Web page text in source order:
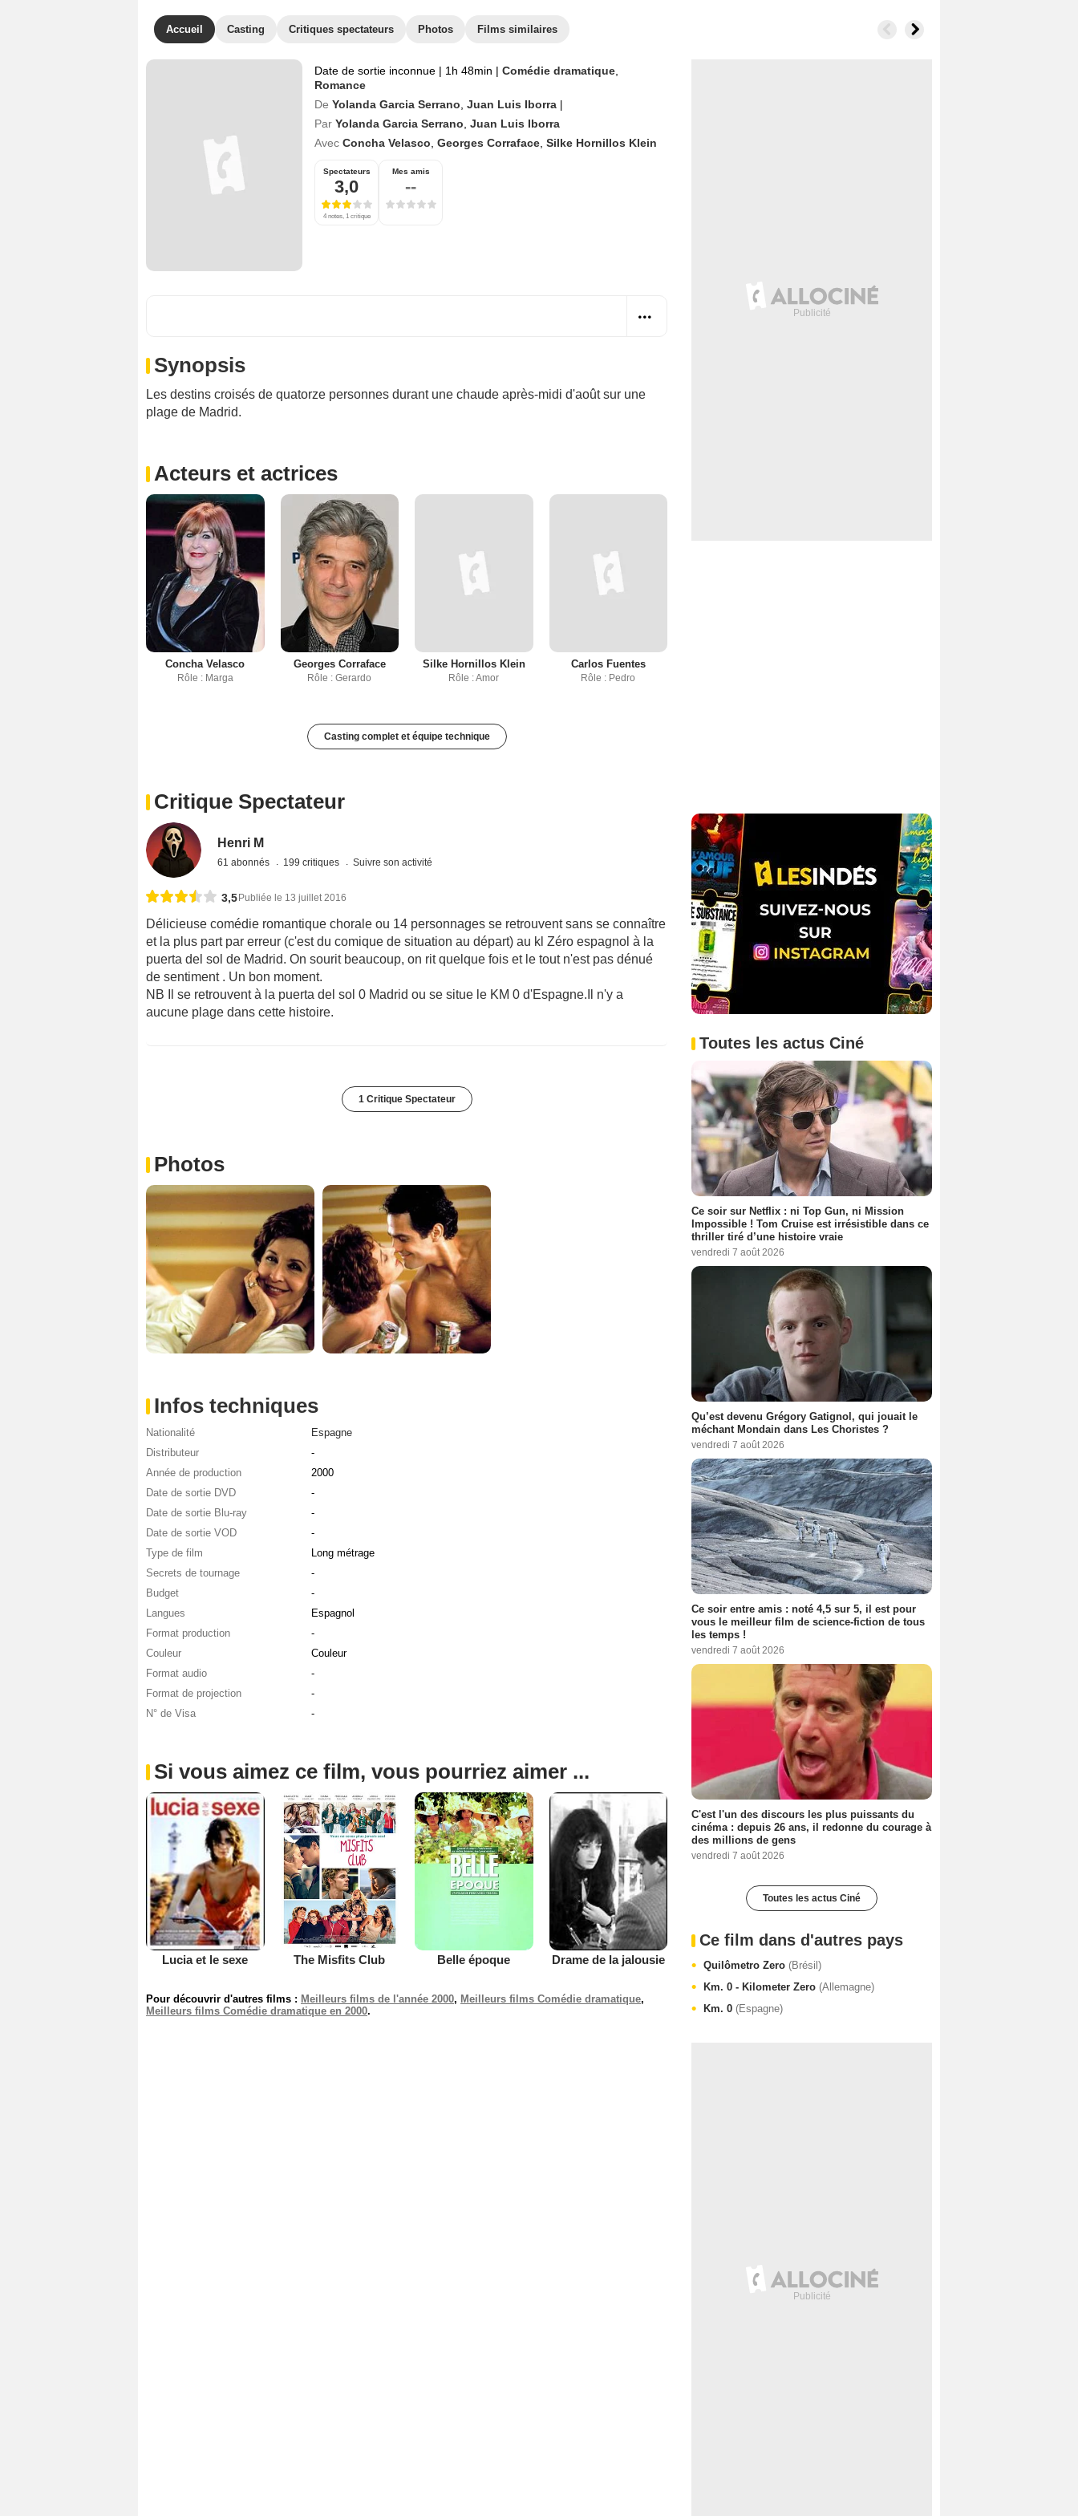
Accueil Casting Critiques spectateurs Photos Films similaires
Date de sortie inconnue | 1h 48min | Comédie dramatique
Romance
De Yolanda Garcia Serrano Juan Luis Iborra
Par Yolanda Garcia Serrano Juan Luis Iborra
Avec Concha Velasco Georges Corraface Silke Hornillos Klein
Spectateurs
3,0
4 notes, 1 critique
Mes amis
--
Synopsis
Les destins croisés de quatorze personnes durant une chaude après-midi d'août sur une
plage de Madrid.
Acteurs et actrices
Concha Velasco
Rôle : Marga
Georges Corraface
Rôle : Gerardo
Silke Hornillos Klein
Rôle : Amor
Carlos Fuentes
Rôle : Pedro
Casting complet et équipe technique
Critique Spectateur
Henri M
61 abonnés 199 critiques Suivre son activité
3,5 Publiée le 13 juillet 2016
Délicieuse comédie romantique chorale ou 14 personnages se retrouvent sans se connaître
et la plus part par erreur (c'est du comique de situation au départ) au kl Zéro espagnol à la
puerta del sol de Madrid. On sourit beaucoup, on rit quelque fois et le tout n'est pas dénué
de sentiment . Un bon moment.
NB Il se retrouvent à la puerta del sol 0 Madrid ou se situe le KM 0 d'Espagne.Il n'y a
aucune plage dans cette histoire.
1 Critique Spectateur
Photos
Infos techniques
Nationalité
Espagne
Distributeur
-
Année de production
2000
Date de sortie DVD
-
Date de sortie Blu-ray
-
Date de sortie VOD
-
Type de film
Long métrage
Secrets de tournage
-
Budget
-
Langues
Espagnol
Format production
-
Couleur
Couleur
Format audio
-
Format de projection
-
N° de Visa
-
Si vous aimez ce film, vous pourriez aimer ...
Lucia et le sexe The Misfits Club Belle époque Drame de la jalousie
Pour découvrir d'autres films : Meilleurs films de l'année 2000, Meilleurs films Comédie dramatique,
Meilleurs films Comédie dramatique en 2000.
Toutes les actus Ciné
Ce soir sur Netflix : ni Top Gun, ni Mission
Impossible ! Tom Cruise est irrésistible dans ce
thriller tiré d’une histoire vraie
vendredi 7 août 2026
Qu’est devenu Grégory Gatignol, qui jouait le
méchant Mondain dans Les Choristes ?
vendredi 7 août 2026
Ce soir entre amis : noté 4,5 sur 5, il est pour
vous le meilleur film de science-fiction de tous
les temps !
vendredi 7 août 2026
C'est l'un des discours les plus puissants du
cinéma : depuis 26 ans, il redonne du courage à
des millions de gens
vendredi 7 août 2026
Toutes les actus Ciné
Ce film dans d'autres pays
Quilômetro Zero (Brésil)
Km. 0 - Kilometer Zero (Allemagne)
Km. 0 (Espagne)